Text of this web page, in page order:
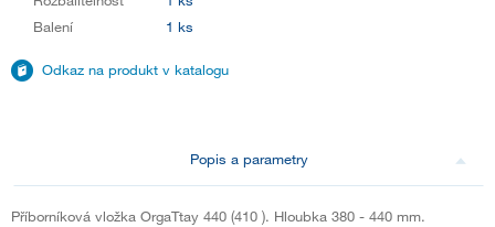
Balení
1 ks
Odkaz na produkt v katalogu
Popis a parametry
Příborníková vložka OrgaTtay 440 (410 ). Hloubka 380 - 440 mm.